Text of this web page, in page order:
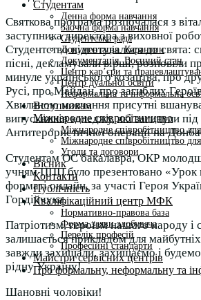
Студентам
Денна форма навчання
Заочна форма навчання
Студентська рада
Документація. Карантин
Документація. Воєнний стан
Центр кар’єри та
Центр дуальної освіти
Неформальна та інформальна
Вступникам
Міжнародне співробітництво
Міжнародне співробітництво для
Міжнародне співробітництво для
Угоди та договори
Вісник
Контакти
Публічність
Кваліфікаційний центр МФК
Нормативно-правова база
Форма заяви здобувача
Перелік професій
Професійні стандарти
Майстри сервісних центрів
Про формальну, неформальну та
Святкова програма розпочалася з
заступника директора з виховної
Студентство підготувалося до свята:
пісні, декламували вірші, розповіли
минуле українського козацтва, про
Русі, про Майдан, про загиблих
Хвилиною мовчання присутні
випускників коледжу, які загинули
Антитерористичної операції на
СтудентамОС бакалавра, ОКР
учням ПППбуло презентовано
форматі онлайн, за участі Героя
Гордійчука.
Патріотизм, героїзм нашого народу і
залишається прикладом для
завжди захищали, захищаємо і
рідну Україну!
Шановні чоловіки!